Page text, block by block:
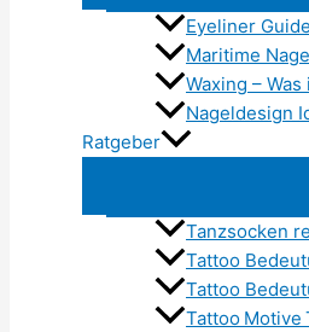
Eyeliner
Maritime
Waxing –
Nageldesign
Ratgeber
Tanzsocken
Tattoo
Tattoo
Tattoo Motive